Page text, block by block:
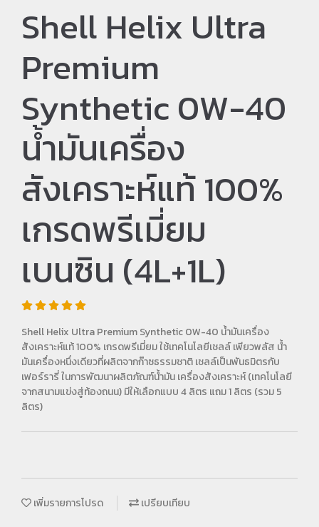
Shell Helix Ultra
Premium
Synthetic 0W-40
น้ำมันเครื่อง
สังเคราะห์แท้ 100%
เกรดพรีเมี่ยม
เบนซิน (4L+1L)
Shell Helix Ultra Premium Synthetic 0W-40 น้ำมันเครื่อง
สังเคราะห์แท้ 100% เกรดพรีเมี่ยม ใช้เทคโนโลยีเชลล์ เพียวพลัส น้ํา
มันเครื่องหนึ่งเดียวที่ผลิตจากก๊าซธรรมชาติ เชลล์เป็นพันธมิตรกับ
เฟอร์รารี่ ในการพัฒนาผลิตภัณฑ์น้ํามัน เครื่องสังเคราะห์ (เทคโนโลยี
จากสนามแข่งสู่ท้องถนน) มีให้เลือกแบบ 4 ลิตร แถม 1 ลิตร (รวม 5
ลิตร)
เพิ่มรายการโปรด เปรียบเทียบ